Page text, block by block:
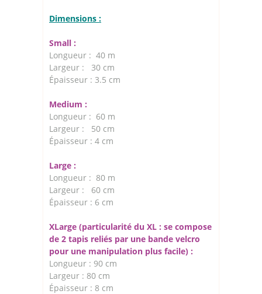
Dimensions :
Small :
Longueur : 40 m
Largeur : 30 cm
Épaisseur : 3.5 cm
Medium :
Longueur : 60 m
Largeur : 50 cm
Épaisseur : 4 cm
Large :
Longueur : 80 m
Largeur : 60 cm
Épaisseur : 6 cm
XLarge (particularité du XL : se compose
de 2 tapis reliés par une bande velcro
pour une manipulation plus facile) :
Longueur : 90 cm
Largeur : 80 cm
Épaisseur : 8 cm